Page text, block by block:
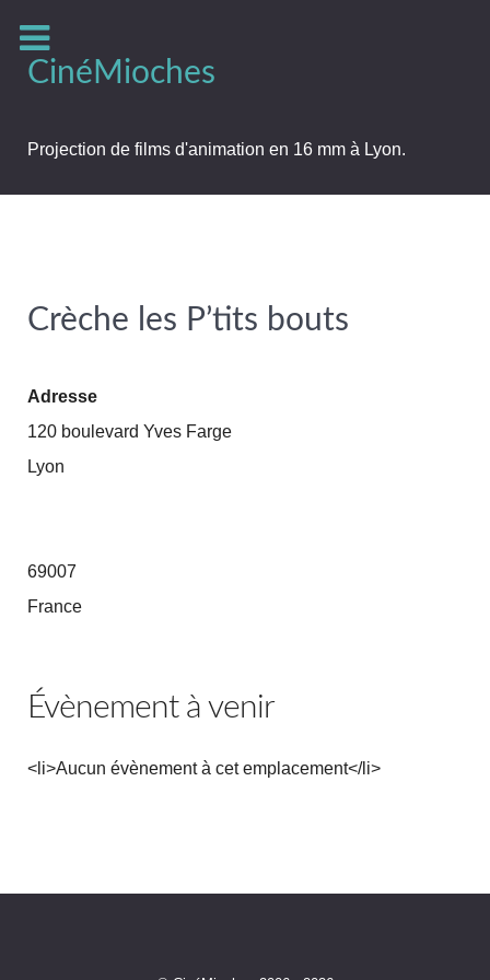
CinéMioches
Projection de films d'animation en 16 mm à Lyon.
Crèche les P’tits bouts
Adresse
120 boulevard Yves Farge
Lyon
69007
France
Évènement à venir
<li>Aucun évènement à cet emplacement</li>